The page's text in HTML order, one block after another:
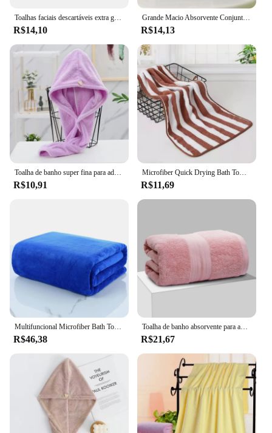
R$14,10
Grande Macio Absorvente Conjunto De Toalhas De Banho, Constelação De Toalha De Banho, Lençóis De Banho Bordados, 70x140cm
R$14,13
R$10,91
Microfiber Quick Drying Bath Towels Sets para adultos, listras simples, absorvente, macio, rosto, mão, banheiro, nadar
R$11,69
Multifuncional Microfiber Bath Towel, Absorvente e Secagem Rápida, Natação e Fitness Sports, Beauty Salon Towel
R$46,38
Toalha de banho absorvente para adultos, Toalha de cor pura, Suave e secagem rápida, Toalha Super Macia, 100% Algodão
R$21,67